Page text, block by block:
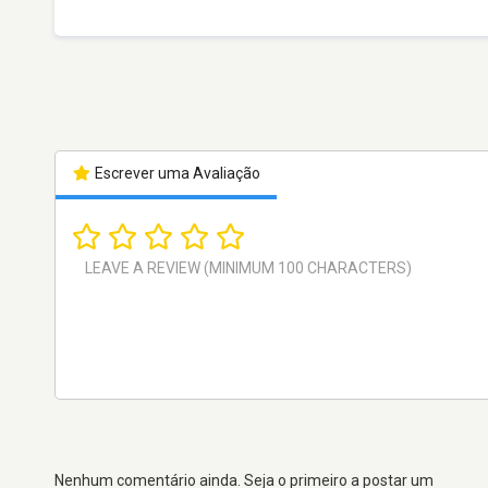
Escrever uma Avaliação
Nenhum comentário ainda. Seja o primeiro a postar um